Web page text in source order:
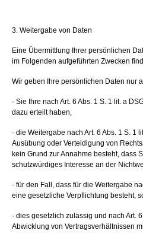
3. Weitergabe von Daten
Eine Übermittlung Ihrer persönlichen
im Folgenden aufgeführten Zwecken
Wir geben Ihre persönlichen Daten nur
· Sie Ihre nach Art. 6 Abs. 1 S. 1 lit. a
dazu erteilt haben,
· die Weitergabe nach Art. 6 Abs. 1 S. 1
Ausübung oder Verteidigung von
kein Grund zur Annahme besteht, dass
schutzwürdiges Interesse an der
· für den Fall, dass für die Weitergabe
eine gesetzliche Verpflichtung besteht,
· dies gesetzlich zulässig und nach Art.
Abwicklung von Vertragsverhältnissen